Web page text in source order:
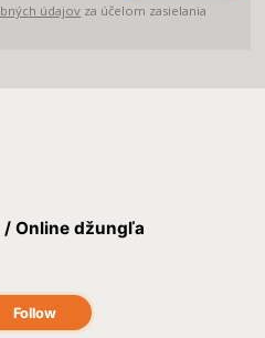
údajov za účelom zasielania